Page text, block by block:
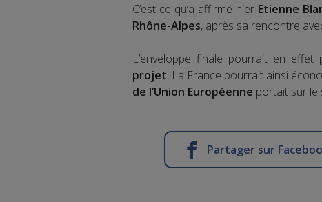
C’est ce qu’a affirmé hier Etienne
Rhône-Alpes, après sa rencontre
L’enveloppe finale pourrait en effet
projet. La France pourrait ainsi
de l’Union Européenne portait sur le
Partager sur